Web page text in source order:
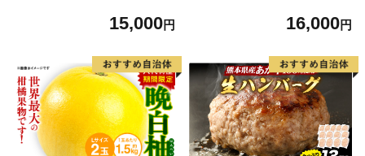
トグレー 4枚【配送不可地
15,000円
g×4パック 牛肉 すてーき 焼
16,000円